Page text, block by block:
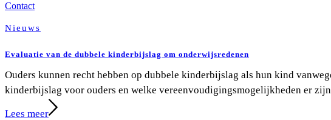
Contact
Nieuws
Evaluatie van de dubbele kinder­bijslag om onderwijs­redenen
Ouders kunnen recht hebben op dubbele kinderbijslag als hun kind
kinderbijslag voor ouders en welke vereenvoudigingsmogelijkheden er
Lees meer